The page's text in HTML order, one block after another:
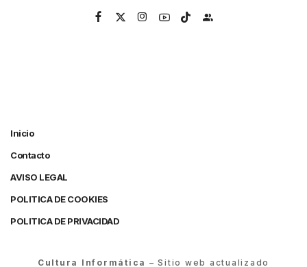
Inicio
Contacto
AVISO LEGAL
POLITICA DE COOKIES
POLITICA DE PRIVACIDAD
Cultura Informática – Sitio web actualizado